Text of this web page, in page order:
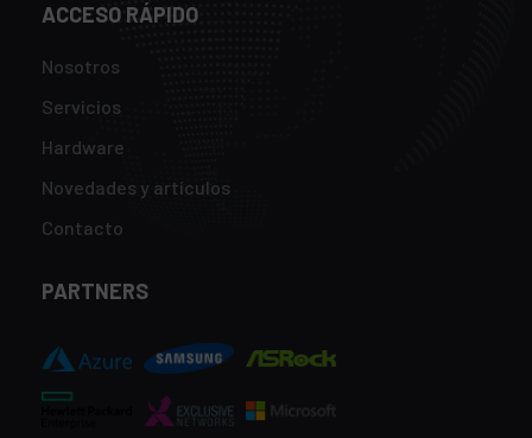
ACCESO RÁPIDO
Nosotros
Servicios
Hardware
Novedades y artículos
Contacto
PARTNERS